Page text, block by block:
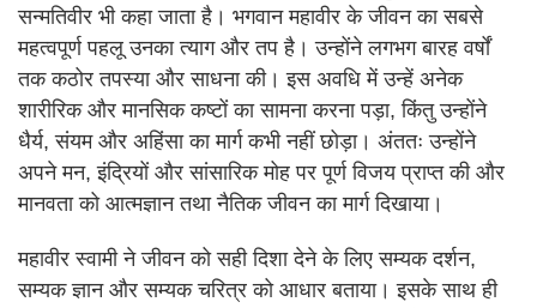
सन्मतिवीर भी कहा जाता है। भगवान महावीर के जीवन का सबसे
महत्वपूर्ण पहलू उनका त्याग और तप है। उन्होंने लगभग बारह वर्षों
तक कठोर तपस्या और साधना की। इस अवधि में उन्हें अनेक
शारीरिक और मानसिक कष्टों का सामना करना पड़ा, किंतु उन्होंने
धैर्य, संयम और अहिंसा का मार्ग कभी नहीं छोड़ा। अंततः उन्होंने
अपने मन, इंद्रियों और सांसारिक मोह पर पूर्ण विजय प्राप्त की और
मानवता को आत्मज्ञान तथा नैतिक जीवन का मार्ग दिखाया।
महावीर स्वामी ने जीवन को सही दिशा देने के लिए सम्यक दर्शन,
सम्यक ज्ञान और सम्यक चरित्र को आधार बताया। इसके साथ ही